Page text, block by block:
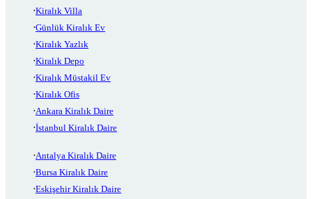
Kiralık Villa
Günlük Kiralık Ev
Kiralık Yazlık
Kiralık Depo
Kiralık Müstakil Ev
Kiralık Ofis
Ankara Kiralık Daire
İstanbul Kiralık Daire
Antalya Kiralık Daire
Bursa Kiralık Daire
Eskişehir Kiralık Daire